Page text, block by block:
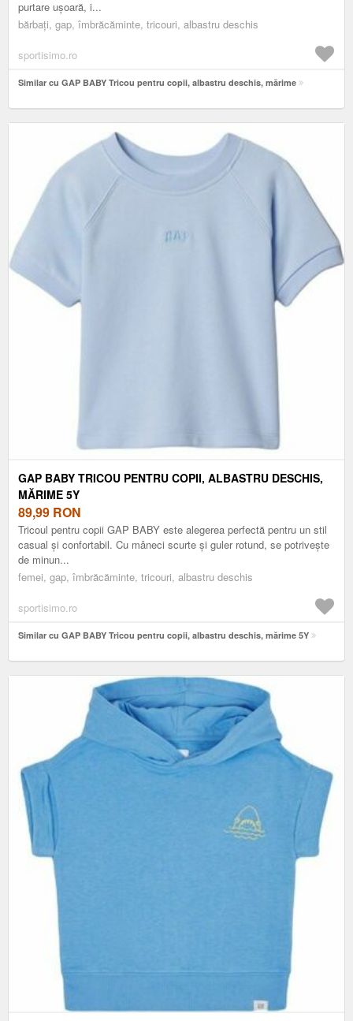
purtare ușoară, i...
bărbați, gap, îmbrăcăminte, tricouri, albastru deschis
sportisimo.ro
Similar cu GAP BABY Tricou pentru copii, albastru deschis, mărime
GAP BABY TRICOU PENTRU COPII, ALBASTRU DESCHIS,
MĂRIME 5Y
89,99 RON
Tricoul pentru copii GAP BABY este alegerea perfectă pentru un stil
casual și confortabil. Cu mâneci scurte și guler rotund, se potrivește
de minun...
femei, gap, îmbrăcăminte, tricouri, albastru deschis
sportisimo.ro
Similar cu GAP BABY Tricou pentru copii, albastru deschis, mărime 5Y